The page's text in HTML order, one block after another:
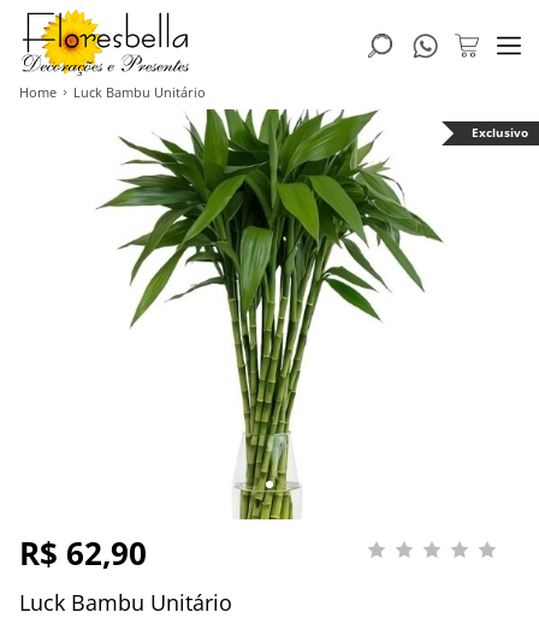
Home Luck Bambu Unitário
Exclusivo
R$ 62,90
Luck Bambu Unitário